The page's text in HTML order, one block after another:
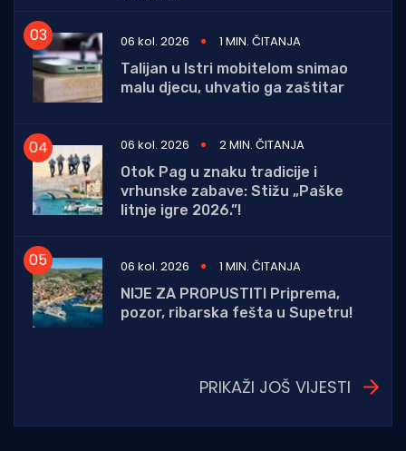
06 kol. 2026
1 MIN. ČITANJA
Talijan u Istri mobitelom snimao
malu djecu, uhvatio ga zaštitar
06 kol. 2026
2 MIN. ČITANJA
Otok Pag u znaku tradicije i
vrhunske zabave: Stižu „Paške
litnje igre 2026.”!
06 kol. 2026
1 MIN. ČITANJA
NIJE ZA PROPUSTITI Priprema,
pozor, ribarska fešta u Supetru!
PRIKAŽI JOŠ VIJESTI